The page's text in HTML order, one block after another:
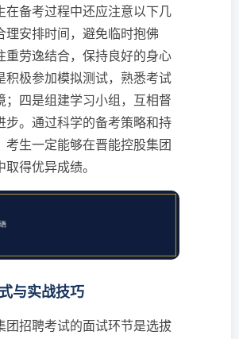
在备考过程中还应注意以下几
理安排时间，避免临时抱佛
重劳逸结合，保持良好的身心
积极参加模拟测试，熟悉考试
；四是组建学习小组，互相督
步。通过科学的备考策略和持
考生一定能够在晋能控股集团
得优异成绩。
与实战技巧
团招聘考试的面试环节是选拔